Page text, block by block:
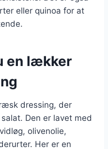
eller quinoa for at
en lækker
dressing, der
Den er lavet med
olivenolie,
Her er en